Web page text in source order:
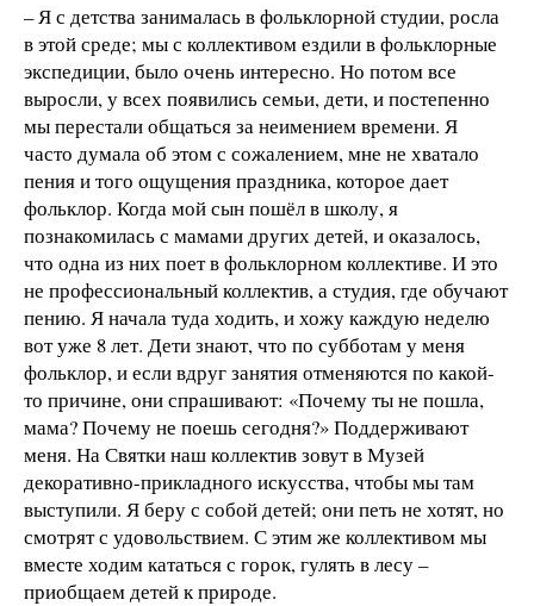
– Я с детства занималась в фольклорной студии, росла
в этой среде; мы с коллективом ездили в фольклорные
экспедиции, было очень интересно. Но потом все
выросли, у всех появились семьи, дети, и постепенно
мы перестали общаться за неимением времени. Я
часто думала об этом с сожалением, мне не хватало
пения и того ощущения праздника, которое дает
фольклор. Когда мой сын пошёл в школу, я
познакомилась с мамами других детей, и оказалось,
что одна из них поет в фольклорном коллективе. И это
не профессиональный коллектив, а студия, где обучают
пению. Я начала туда ходить, и хожу каждую неделю
вот уже 8 лет. Дети знают, что по субботам у меня
фольклор, и если вдруг занятия отменяются по какой-
то причине, они спрашивают: «Почему ты не пошла,
мама? Почему не поешь сегодня?» Поддерживают
меня. На Святки наш коллектив зовут в Музей
декоративно-прикладного искусства, чтобы мы там
выступили. Я беру с собой детей; они петь не хотят, но
смотрят с удовольствием. С этим же коллективом мы
вместе ходим кататься с горок, гулять в лесу –
приобщаем детей к природе.